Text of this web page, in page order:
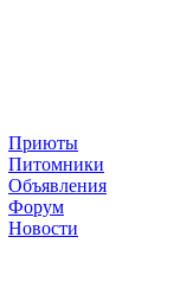
Приюты
Питомники
Объявления
Форум
Новости